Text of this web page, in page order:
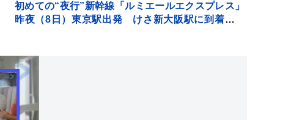
初めての“夜行”新幹線「ルミエールエクスプレス」
昨夜（8日）東京駅出発 けさ新大阪駅に到着 今